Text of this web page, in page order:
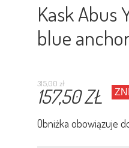
Kask Abus
blue
315,00 zł
157,50 ZŁ
Obniżka obowiązuje